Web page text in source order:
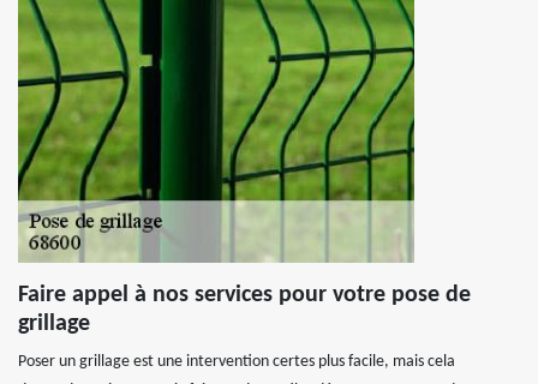
Faire appel à nos services pour votre pose de
grillage
Poser un grillage est une intervention certes plus facile, mais cela